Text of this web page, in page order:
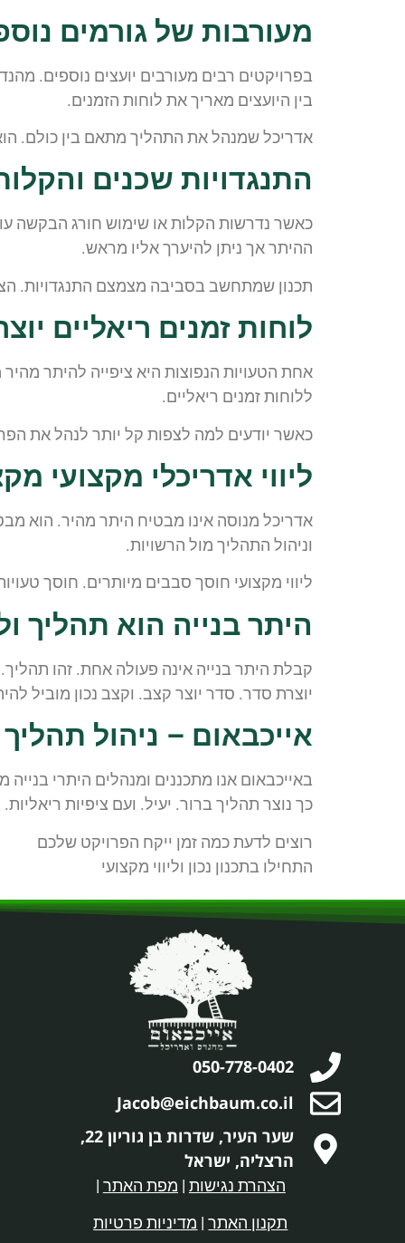
מעורבות של גורמים
בפרויקטים רבים מעורבים יועצים נוספים.
בין היועצים מאריך את לוחות הזמנים.
אדריכל שמנהל את התהליך מתאם בין כולם.
התנגדויות שכנים
כאשר נדרשות הקלות או שימוש חורג הבקשה
ההיתר אך ניתן להיערך אליו מראש.
תכנון שמתחשב בסביבה מצמצם התנגדויות.
לוחות זמנים ריאליים
אחת הטעויות הנפוצות היא ציפייה להיתר מהיר
ללוחות זמנים ריאליים.
כאשר יודעים למה לצפות קל יותר לנהל את
ליווי אדריכלי מקצועי
אדריכל מנוסה אינו מבטיח היתר מהיר. הוא
וניהול התהליך מול הרשויות.
ליווי מקצועי חוסך סבבים מיותרים. חוסך
היתר בנייה הוא תהליך
קבלת היתר בנייה אינה פעולה אחת. זהו
יוצרת סדר. סדר יוצר קצב. וקצב נכון מוביל
אייכבאום – ניהול
באייכבאום אנו מתכננים ומנהלים היתרי
כך נוצר תהליך ברור. יעיל. ועם ציפיות ריאליות.
רוצים לדעת כמה זמן ייקח הפרויקט שלכם
התחילו בתכנון נכון וליווי מקצועי
050-778-0402
Jacob@eichbaum.co.il
שער העיר, שדרות בן גוריון 22,
הרצליה, ישראל
הצהרת נגישות | מפת האתר |
תקנון האתר| מדיניות פרטיות